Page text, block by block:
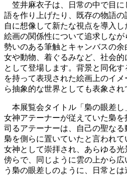
笠井麻衣子は、日常の中で目に
語を作り上げたり、既存の物語
自に想像して新たな視点を導入
絵画の関係性について追求しなが
勢いのある筆触とキャンバスの
女や動物、着ぐるみなど、社会
として登場します。背景と同化
を持って表現された絵画上のイ
ら抽象的な世界としても表象され
本展覧会タイトル「梟の眼差し
女神アテーナーが従えていた梟
司るアテーナーは、自己の聖な
梟を側らに置いていたと言われ
女神として崇拝され、あらゆる
傍らで、同じように雲の上から
う梟の眼差しのように、日常と